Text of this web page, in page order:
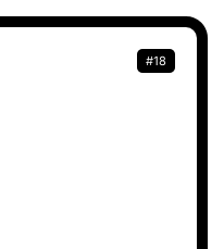
#18